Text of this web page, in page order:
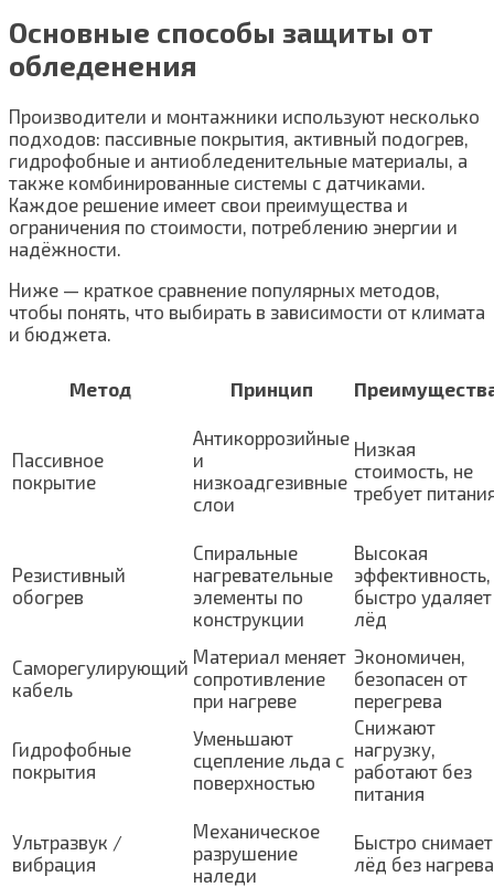
Основные способы защиты от
обледенения
Производители и монтажники используют несколько
подходов: пассивные покрытия, активный подогрев,
гидрофобные и антиобледенительные материалы, а
также комбинированные системы с датчиками.
Каждое решение имеет свои преимущества и
ограничения по стоимости, потреблению энергии и
надёжности.
Ниже — краткое сравнение популярных методов,
чтобы понять, что выбирать в зависимости от климата
и бюджета.
Метод Принцип
Пассивное
покрытие
Антикоррозийные
и
низкоадгезивные
слои
Низкая
стоимость, не
требует
Резистивный
обогрев
Спиральные
нагревательные
элементы по
конструкции
Высокая
эффективность,
быстро удаляет
лёд
Саморегулирующий
кабель
Материал меняет
сопротивление
при нагреве
Экономичен,
безопасен от
перегрева
Гидрофобные
покрытия
Уменьшают
сцепление льда с
поверхностью
Снижают
нагрузку,
работают без
питания
Ультразвук /
вибрация
Механическое
разрушение
наледи
Быстро снимает
лёд без нагрева